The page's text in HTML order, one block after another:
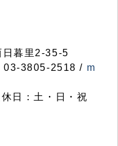
暮里2-35-5
03-3805-2518 / m
日：土・日・祝